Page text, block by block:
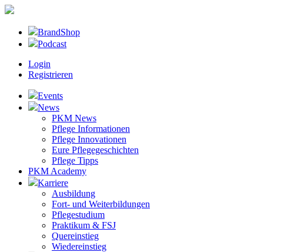
BrandShop
Podcast
Login
Registrieren
Events
News
PKM News
Pflege Informationen
Pflege Innovationen
Eure Pflegegeschichten
Pflege Tipps
PKM Academy
Karriere
Ausbildung
Fort- und Weiterbildungen
Pflegestudium
Praktikum & FSJ
Quereinstieg
Wiedereinstieg